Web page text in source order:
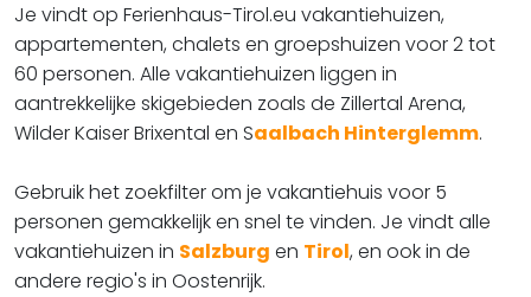
Je vindt op Ferienhaus-Tirol.eu vakantiehuizen,
appartementen, chalets en groepshuizen voor 2 tot
60 personen. Alle vakantiehuizen liggen in
aantrekkelijke skigebieden zoals de Zillertal Arena,
Wilder Kaiser Brixental en Saalbach Hinterglemm.
​​​​​​​Gebruik het zoekfilter om je vakantiehuis voor 5
personen gemakkelijk en snel te vinden. Je vindt alle
vakantiehuizen in Salzburg en Tirol, en ook in de
andere regio's in Oostenrijk.